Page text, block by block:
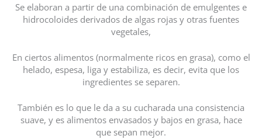
Se elaboran a partir de una combinación de emulgentes e
hidrocoloides derivados de algas rojas y otras fuentes
vegetales,
En ciertos alimentos (normalmente ricos en grasa), como el
helado, espesa, liga y estabiliza, es decir, evita que los
ingredientes se separen.
También es lo que le da a su cucharada una consistencia
suave, y es alimentos envasados y bajos en grasa, hace
que sepan mejor.